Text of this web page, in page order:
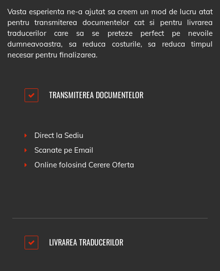
Vasta esperienta ne-a ajutat sa creem un mod de lucru atat
pentru transmiterea documentelor cat si pentru livrarea
traducerilor care sa se preteze perfect pe nevoile
dumneavoastra, sa reduca costurile, sa reduca timpul
necesar pentru finalizarea.
TRANSMITEREA DOCUMENTELOR
Direct la Sediu
Scanate pe Email
Online folosind Cerere Oferta
LIVRAREA TRADUCERILOR